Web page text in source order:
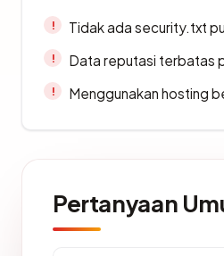
Tidak ada security.txt
Data reputasi terbatas
Menggunakan hosting
Pertanyaan